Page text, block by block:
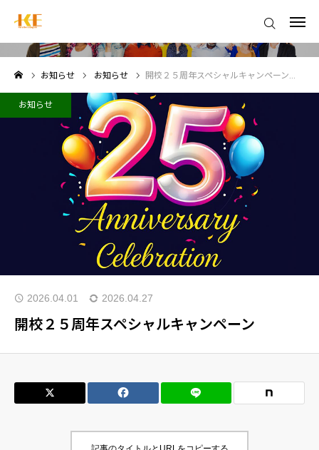
お知らせ お知らせ 開校２５周年スペシャルキャンペーン
お知らせ
2026.04.01 2026.04.27
開校２５周年スペシャルキャンペーン
ログイン
HKEメッソド
講師プロフィール
コースレッスンの概要
入校方法
英会話コラム